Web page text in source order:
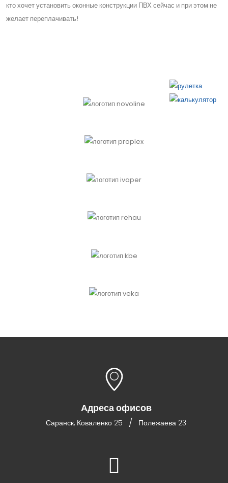
кто хочет установить оконные конструкции ПВХ сейчас и при этом не
желает переплачивать!
Адреса офисов
Саранск, Коваленко 25 / Полежаева 23